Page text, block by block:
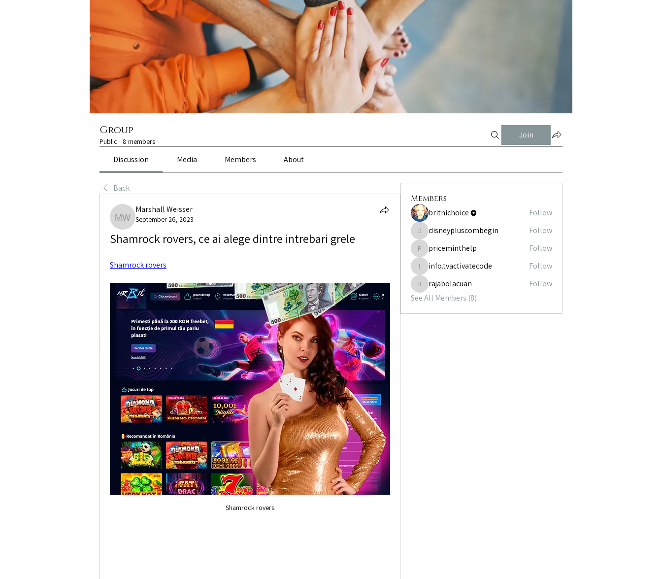
Group
Public · 8 members
Join
Discussion Media Members About
Back
Marshall Weisser
Marshall Weisser
September 26, 2023
Shamrock rovers, ce ai alege dintre intrebari grele
Shamrock rovers
Shamrock rovers
Members
britnichoice Follow
disneypluscombegin
disneypluscombegin Follow
priceminthelp
priceminthelp Follow
info.tvactivatecode
info.tvactivatecode Follow
rajabolacuan
rajabolacuan
Follow
See All Members (8)